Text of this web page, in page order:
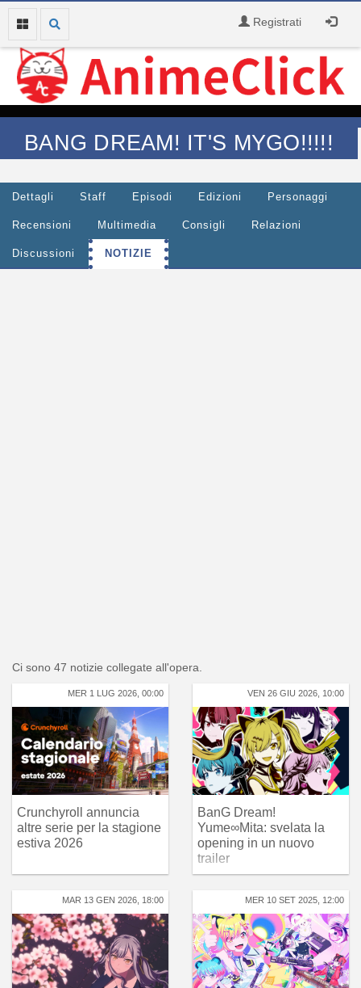
Registrati
BANG DREAM! IT'S MYGO!!!!!
Dettagli Staff Episodi Edizioni Personaggi
Recensioni Multimedia Consigli Relazioni
Discussioni NOTIZIE
Ci sono 47 notizie collegate all'opera.
MER 1 LUG 2026, 00:00
Crunchyroll annuncia
altre serie per la stagione
estiva 2026
VEN 26 GIU 2026, 10:00
BanG Dream!
Yume∞Mita: svelata la
opening in un nuovo
trailer
MAR 13 GEN 2026, 18:00 MER 10 SET 2025, 12:00